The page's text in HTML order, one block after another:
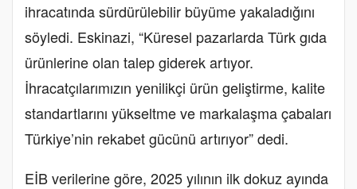
ihracatında sürdürülebilir büyüme yakaladığını
söyledi. Eskinazi, “Küresel pazarlarda Türk gıda
ürünlerine olan talep giderek artıyor.
İhracatçılarımızın yenilikçi ürün geliştirme, kalite
standartlarını yükseltme ve markalaşma çabaları
Türkiye’nin rekabet gücünü artırıyor” dedi.
EİB verilerine göre, 2025 yılının ilk dokuz ayında